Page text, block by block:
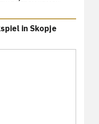
in Skopje